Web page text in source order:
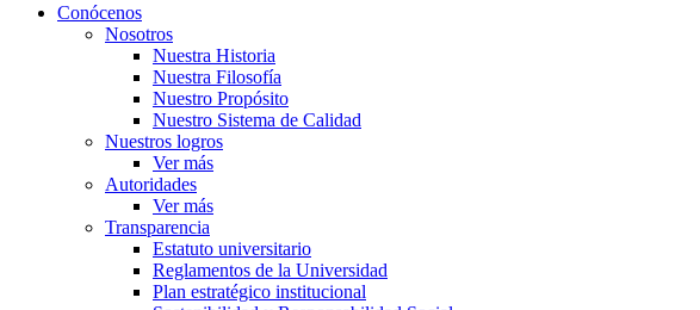
search
Menu
Conócenos
Nosotros
Nuestra Historia
Nuestra Filosofía
Nuestro Propósito
Nuestro Sistema de Calidad
Nuestros logros
Ver más
Autoridades
Ver más
Transparencia
Estatuto universitario
Reglamentos de la Universidad
Plan estratégico institucional